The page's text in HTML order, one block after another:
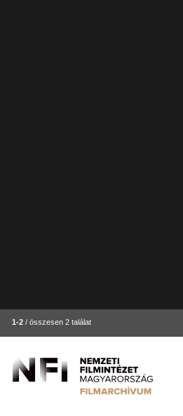
1-2 / összesen 2 találat